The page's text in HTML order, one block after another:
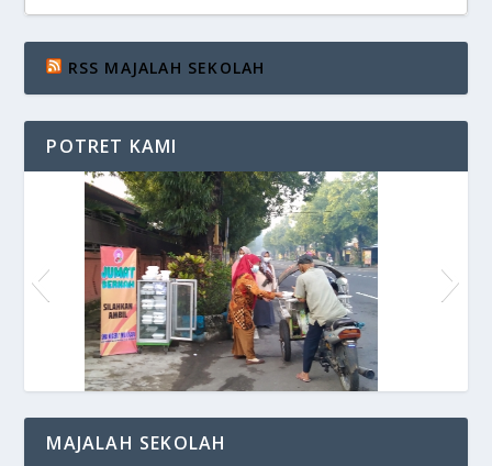
RSS MAJALAH SEKOLAH
POTRET KAMI
MAJALAH SEKOLAH